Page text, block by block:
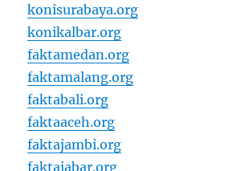
konisurabaya.org
konikalbar.org
faktamedan.org
faktamalang.org
faktabali.org
faktaaceh.org
faktajambi.org
faktajabar.org